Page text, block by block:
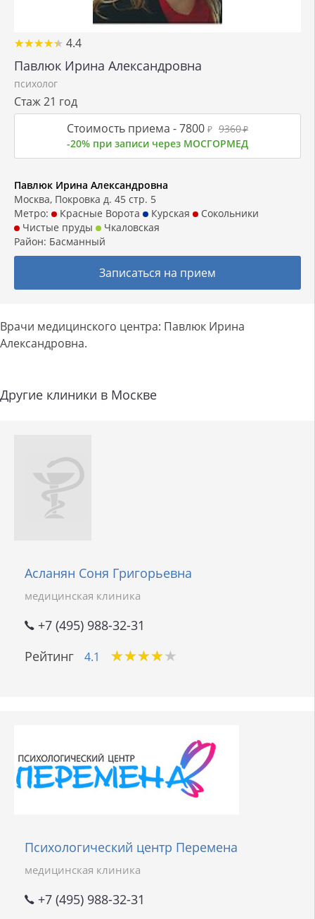
★★★★★
★★★★★ 4.4
Павлюк Ирина Александровна
психолог
Стаж 21 год
Стоимость приема -7800 ₽ 9360₽
-20% при записи через МОСГОРМЕД
Павлюк Ирина Александровна
Москва, Покровка д. 45 стр. 5
Метро:
Красные Ворота Курская
Сокольники
Чистые пруды
Чкаловская
Район: Басманный
Записаться на прием
Врачи медицинского центра: Павлюк Ирина
Александровна.
Другие клиники в Москве
Асланян Соня Григорьевна
медицинская клиника
+7 (495) 988-32-31
Рейтинг
4.1 ★★★★★
★★★★★
Психологический центр Перемена
медицинская клиника
+7 (495) 988-32-31